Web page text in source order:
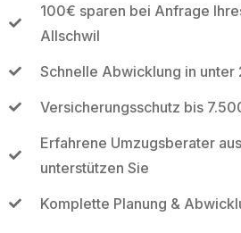
100€ sparen bei Anfrage
Allschwil
Schnelle Abwicklung in unter
Versicherungsschutz bis
Erfahrene Umzugsberater
unterstützen Sie
Komplette Planung &